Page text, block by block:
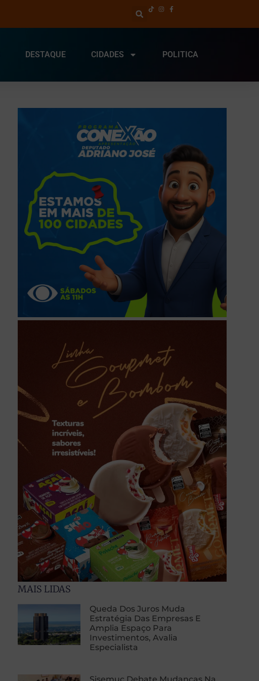
DESTAQUE CIDADES POLITICA
MAIS LIDAS
Queda Dos Juros Muda
Estratégia Das Empresas E
Amplia Espaço Para
Investimentos, Avalia
Especialista